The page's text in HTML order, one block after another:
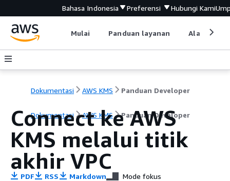
Bahasa Indonesia Preferensi Hubungi Kami
Mulai Panduan layanan Alat
Dokumentasi AWS KMS Panduan Developer
Dokumentasi AWS KMS Panduan Developer
Connect ke AWS
KMS melalui titik
akhir VPC
PDF RSS Markdown Mode fokus